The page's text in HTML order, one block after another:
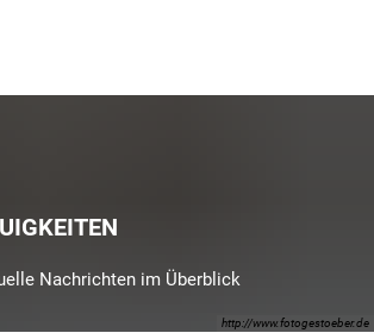
http://www.fotogestoeber.de
Nachrichten im Überblick